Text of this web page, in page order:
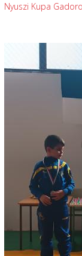
Nyuszi Kupa